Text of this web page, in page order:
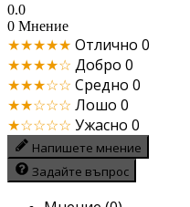
0.0
0 Мнение
★★★★★ Отлично 0
★★★★☆ Добро 0
★★★☆☆ Средно 0
★★☆☆☆ Лошо 0
★☆☆☆☆ Ужасно 0
Напишете мнение
Задайте въпрос